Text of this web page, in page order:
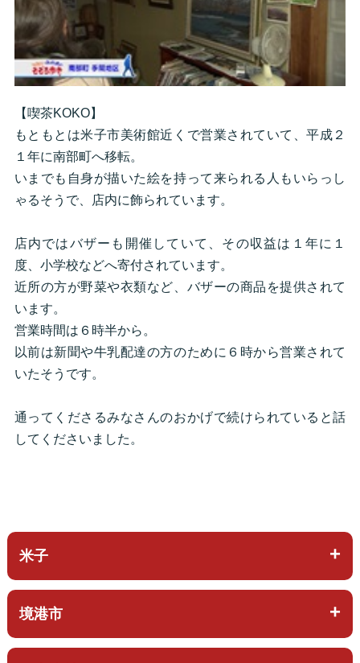
【喫茶KOKO】
もともとは米子市美術館近くで営業されていて、平成２
１年に南部町へ移転。
いまでも自身が描いた絵を持って来られる人もいらっし
ゃるそうで、店内に飾られています。
店内ではバザーも開催していて、その収益は１年に１
度、小学校などへ寄付されています。
近所の方が野菜や衣類など、バザーの商品を提供されて
います。
営業時間は６時半から。
以前は新聞や牛乳配達の方のために６時から営業されて
いたそうです。
通ってくださるみなさんのおかげで続けられていると話
してくださいました。
米子
境港市